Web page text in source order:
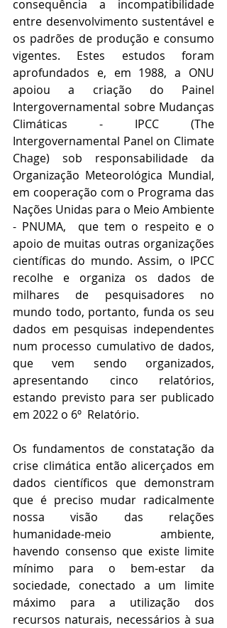
consequência a incompatibilidade
entre desenvolvimento sustentável e
os padrões de produção e consumo
vigentes. Estes estudos foram
aprofundados e, em 1988, a ONU
apoiou a criação do Painel
Intergovernamental sobre Mudanças
Climáticas - IPCC (The
Intergovernamental Panel on Climate
Chage) sob responsabilidade da
Organização Meteorológica Mundial,
em cooperação com o Programa das
Nações Unidas para o Meio Ambiente
- PNUMA,  que tem o respeito e o
apoio de muitas outras organizações
científicas do mundo. Assim, o IPCC
recolhe e organiza os dados de
milhares de pesquisadores no
mundo todo, portanto, funda os seu
dados em pesquisas independentes
num processo cumulativo de dados,
que vem sendo organizados,
apresentando cinco relatórios,
estando previsto para ser publicado
em 2022 o 6º  Relatório.
Os fundamentos de constatação da
crise climática então alicerçados em
dados científicos que demonstram
que é preciso mudar radicalmente
nossa visão das relações
humanidade-meio ambiente,
havendo consenso que existe limite
mínimo para o bem-estar da
sociedade, conectado a um limite
máximo para a utilização dos
recursos naturais, necessários à sua